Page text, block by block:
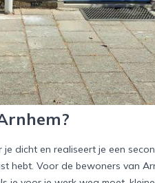
dicht en realiseert je een
hebt. Voor de bewoners van